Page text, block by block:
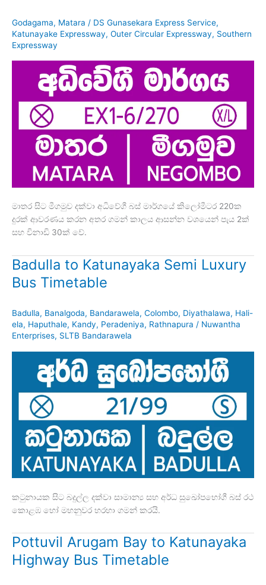
Godagama, Matara / DS Gunasekara Express Service,
Katunayake Expressway, Outer Circular Expressway, Southern
Expressway
මාතර සිට මීගමුව දක්වා අධිවේගී බස් මාර්ගයේ කිලෝමීටර 220ක
දුරක් ආවරණය කරන අතර ගමන් කාලය ආසන්න වශයෙන් පැය 2ක්
සහ විනාඩි 30ක් වේ.
Badulla to Katunayaka Semi Luxury
Bus Timetable
Badulla, Banalgoda, Bandarawela, Colombo, Diyathalawa, Hali-
ela, Haputhale, Kandy, Peradeniya, Rathnapura / Nuwantha
Enterprises, SLTB Bandarawela
කටුනායක සිට බදුල්ල දක්වා සාමාන්‍ය සහ අර්ධ සුඛෝපභෝගී බස් රථ
කොළඹ හෝ මහනුවර හරහා ගමන් කරයි.
Pottuvil Arugam Bay to Katunayaka
Highway Bus Timetable